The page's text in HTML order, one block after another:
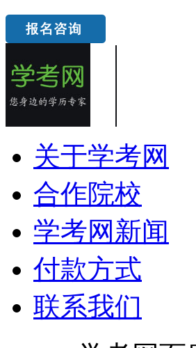
关于学考网
合作院校
学考网新闻
付款方式
联系我们